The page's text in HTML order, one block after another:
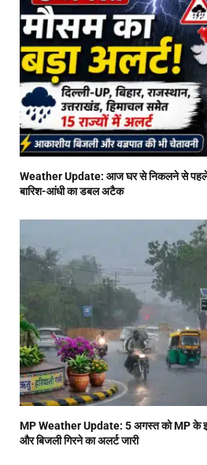
Weather Update: आज घर से निकलने से पहले
बारिश-आंधी का डबल अटैक
MP Weather Update: 5 अगस्त को MP के
और बिजली गिरने का अलर्ट जारी